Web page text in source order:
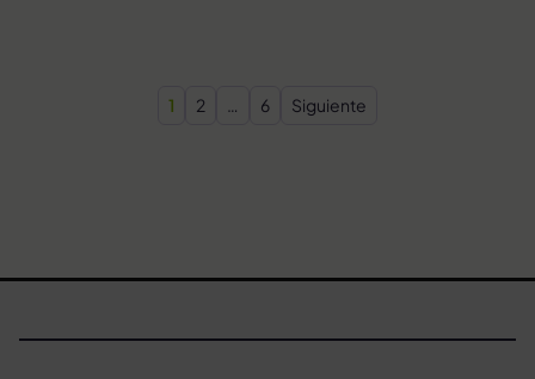
Paginación de entradas
1 2 … 6 Siguiente